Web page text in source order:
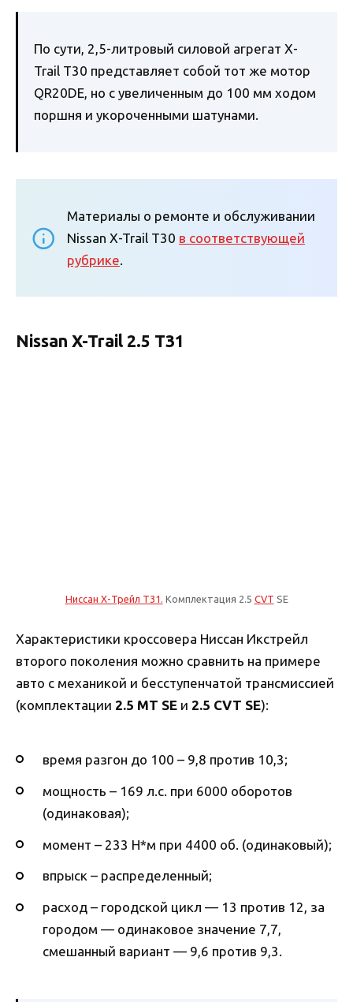
По сути, 2,5-литровый силовой агрегат X-
Trail T30 представляет собой тот же мотор
QR20DE, но с увеличенным до 100 мм ходом
поршня и укороченными шатунами.
Материалы о ремонте и обслуживании
Nissan X-Trail T30 в соответствующей
рубрике
Nissan X-Trail 2.5 Т31
Ниссан Х-Трейл T31. Комплектация 2.5 CVT SE
Характеристики кроссовера Ниссан Икстрейл
второго поколения можно сравнить на примере
авто с механикой и бесступенчатой трансмиссией
(комплектации 2.5 MT SE и 2.5 CVT SE):
время разгон до 100 – 9,8 против 10,3;
мощность – 169 л.с. при 6000 оборотов
(одинаковая);
момент – 233 Н*м при 4400 об. (одинаковый);
впрыск – распределенный;
расход – городской цикл — 13 против 12, за
городом — одинаковое значение 7,7,
смешанный вариант — 9,6 против 9,3.